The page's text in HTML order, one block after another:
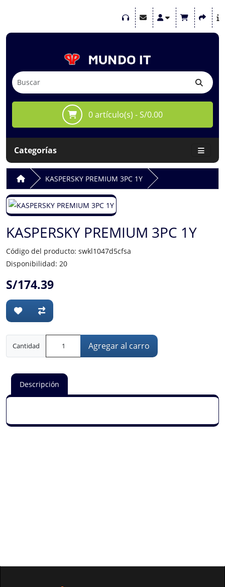
0 artículo(s) - S/0.00
Categorías
KASPERSKY PREMIUM 3PC 1Y
KASPERSKY PREMIUM 3PC 1Y
Código del producto: swkl1047d5cfsa
Disponibilidad: 20
S/174.39
Cantidad Agregar al carro
Descripción